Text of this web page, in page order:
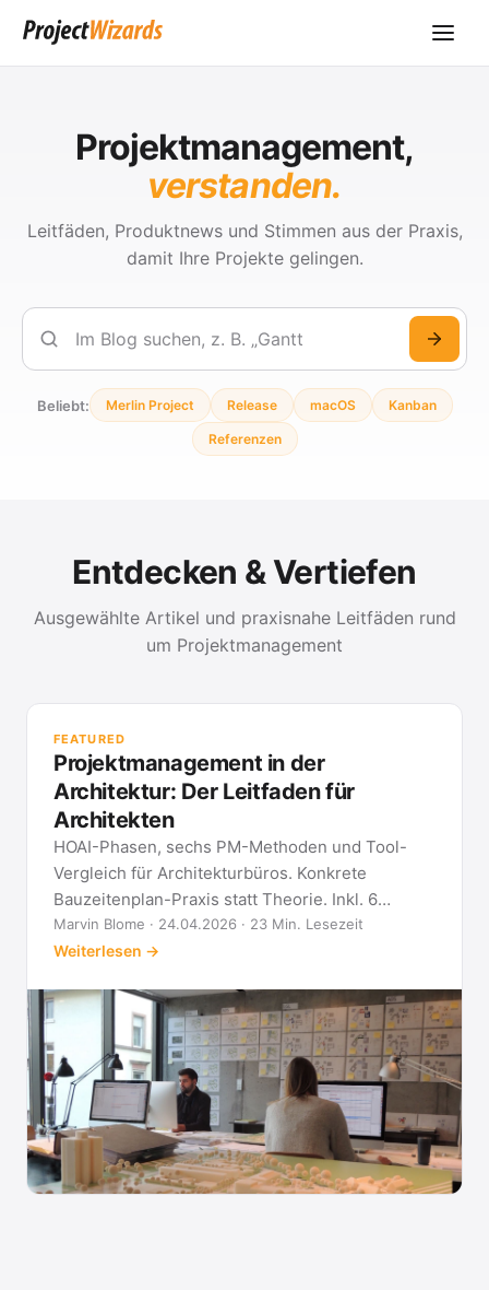
Projektmanagement,
verstanden.
Leitfäden, Produktnews und Stimmen aus der Praxis,
damit Ihre Projekte gelingen.
Suchen
Beliebt: Merlin Project Release macOS Kanban
Referenzen
Entdecken & Vertiefen
Ausgewählte Artikel und praxisnahe Leitfäden rund
um Projektmanagement
FEATURED
Projektmanagement in der
Architektur: Der Leitfaden für
Architekten
HOAI-Phasen, sechs PM-Methoden und Tool-
Vergleich für Architekturbüros. Konkrete
Bauzeitenplan-Praxis statt Theorie. Inkl. 6
Architekten-FAQ.
Marvin Blome · 24.04.2026 · 23 Min. Lesezeit
Weiterlesen →